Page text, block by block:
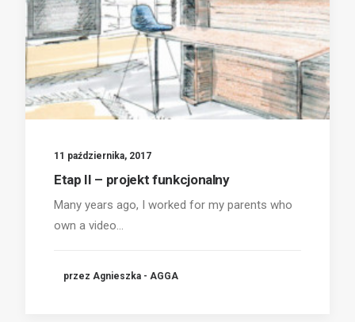
11 października, 2017
Etap II – projekt funkcjonalny
Many years ago, I worked for my parents who
own a video…
przez Agnieszka - AGGA